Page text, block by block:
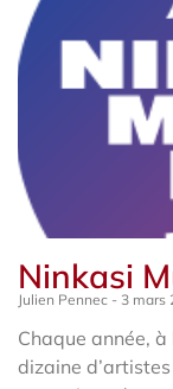
Ninkasi
Julien Pennec 3 mars
Chaque année,
dizaine